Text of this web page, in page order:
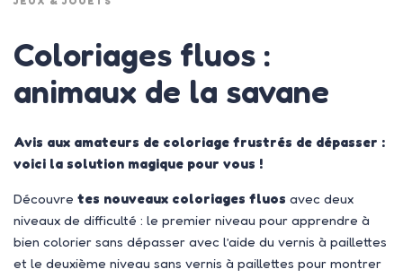
Coloriages fluos :
animaux de la savane
Avis aux amateurs de coloriage frustrés de dépasser :
voici la solution magique pour vous !
Découvre tes nouveaux coloriages fluos avec deux
niveaux de difficulté : le premier niveau pour apprendre à
bien colorier sans dépasser avec l’aide du vernis à paillettes
et le deuxième niveau sans vernis à paillettes pour montrer